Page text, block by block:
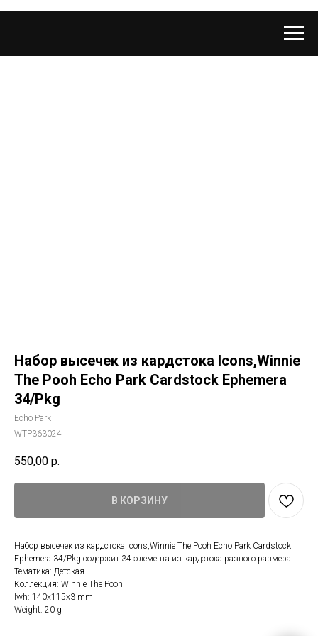
Набор высечек из кардстока Icons,Winnie
The Pooh Echo Park Cardstock Ephemera
34/Pkg
Echo Park
WTP363024
550,00 р.
В КОРЗИНУ
Набор высечек из кардстока Icons,Winnie The Pooh Echo Park Cardstock
Ephemera 34/Pkg содержит 34 элемента из кардстока разного размера.
Тематика: Детская
Коллекция: Winnie The Pooh
lwh: 140x115x3 mm
Weight: 20 g